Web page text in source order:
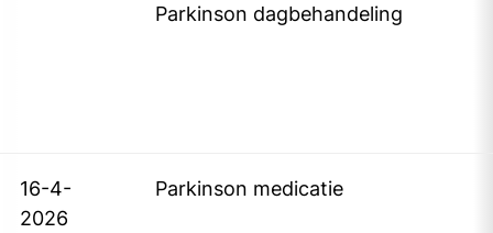
Parkinson dagbehandeling
16-4-
2026
Parkinson medicatie